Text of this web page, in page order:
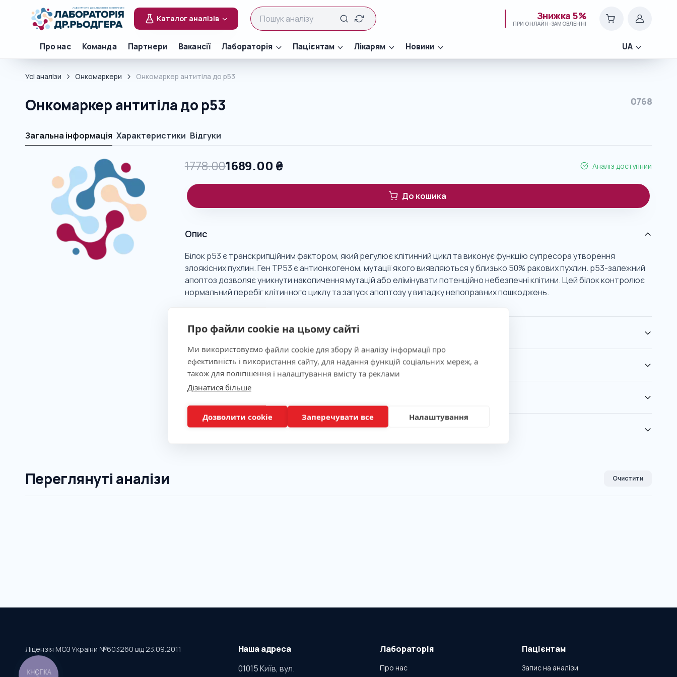
Про файли cookie на цьому сайті
Ми використовуємо файли cookie для збору й аналізу інформації про
ефективність і використання сайту, для надання функцій соціальних мереж, а
також для поліпшення і налаштування вмісту та реклами
Дізнатися більше
Дозволити cookie Заперечувати все Налаштування
Каталог аналізів Знижка 5%
ПРИ ОНЛАЙН-ЗАМОВЛЕННІ
Про нас Команда Партнери Вакансії Лабораторія Пацієнтам Лікарям Новини UA
Усі аналізи Онкомаркери Онкомаркер антитіла до р53
Онкомаркер антитіла до р53 0768
Загальна інформація Характеристики Відгуки
1778.001689.00 ₴ Аналіз доступний
До кошика
Опис
Білок p53 є транскрипційним фактором, який регулює клітинний цикл та виконує функцію супресора утворення
злоякісних пухлин. Ген TP53 є антионкогеном, мутації якого виявляються у близько 50% ракових пухлин. p53-залежний
апоптоз дозволяє уникнути накопичення мутацій або елімінувати потенційно небезпечні клітини. Цей білок контролює
нормальний перебіг клітинного циклу та запуск апоптозу у випадку непоправних пошкоджень.
Клінічна значимість
Показання
Підготовка
Переглянуті аналізи Очистити
Ліцензія МОЗ України №603260 від 23.09.2011
Наша адреса
01015 Київ, вул.
Лабораторія
Про нас
Пацієнтам
Запис на аналізи
КНОПКА